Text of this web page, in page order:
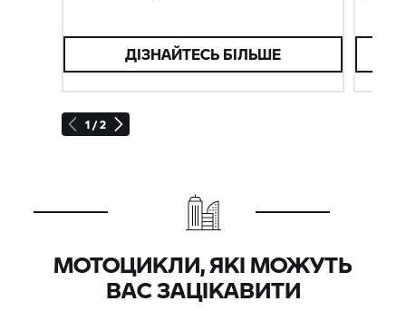
1 / 2
ДІЗНАЙТЕСЬ БІЛЬШЕ
МОТОЦИКЛИ, ЯКІ МОЖУТЬ
ВАС ЗАЦІКАВИТИ